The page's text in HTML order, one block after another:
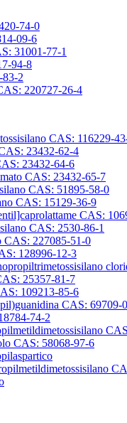
74-0
09-6
31001-77-1
94-8
83-2
220727-26-4
CAS: 116229-
23432-62-4
23432-64-6
CAS: 23432-65-7
CAS: 51895-58-0
CAS: 15129-36-9
CAS:
CAS: 2530-86-1
CAS: 227085-51-0
128996-12-3
25357-81-7
109213-85-6
CAS: 69709-
74-2
CAS: 58068-97-6